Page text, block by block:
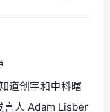
道创宇和中科曙
言人 Adam Lisber